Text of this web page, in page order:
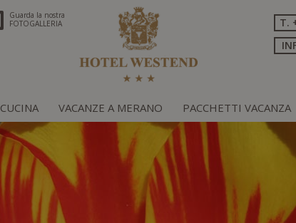
Guarda la nostra
FOTOGALLERIA
T.
CUCINA VACANZE A MERANO PACCHETTI VACANZA